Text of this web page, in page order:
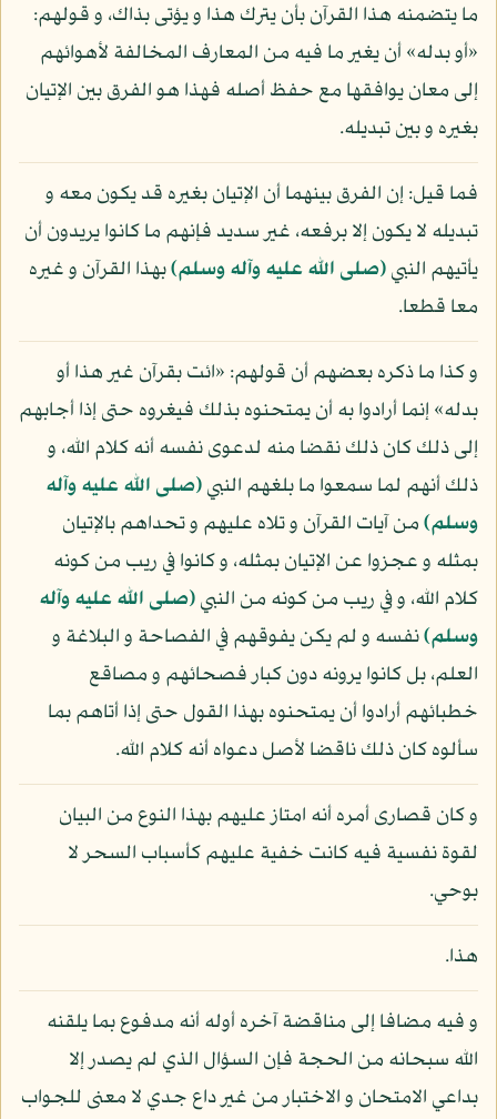
ما يتضمنه هذا القرآن بأن يترك هذا و يؤتى بذاك، و قولهم:
«أو بدله» أن يغير ما فيه من المعارف المخالفة لأهوائهم
إلى معان يوافقها مع حفظ أصله فهذا هو الفرق بين الإتيان
بغيره و بين تبديله.
فما قيل: إن الفرق بينهما أن الإتيان بغيره قد يكون معه و
تبديله لا يكون إلا برفعه، غير سديد فإنهم ما كانوا يريدون أن
يأتيهم النبي(صلى الله عليه وآله وسلم)بهذا القرآن و غيره
معا قطعا.
و كذا ما ذكره بعضهم أن قولهم: «ائت بقرآن غير هذا أو
بدله» إنما أرادوا به أن يمتحنوه بذلك فيغروه حتى إذا أجابهم
إلى ذلك كان ذلك نقضا منه لدعوى نفسه أنه كلام الله، و
ذلك أنهم لما سمعوا ما بلغهم النبي(صلى الله عليه وآله
وسلم)من آيات القرآن و تلاه عليهم و تحداهم بالإتيان
بمثله و عجزوا عن الإتيان بمثله، و كانوا في ريب من كونه
كلام الله، و في ريب من كونه من النبي(صلى الله عليه وآله
وسلم)نفسه و لم يكن يفوقهم في الفصاحة و البلاغة و
العلم، بل كانوا يرونه دون كبار فصحائهم و مصاقع
خطبائهم أرادوا أن يمتحنوه بهذا القول حتى إذا أتاهم بما
سألوه كان ذلك ناقضا لأصل دعواه أنه كلام الله.
و كان قصارى أمره أنه امتاز عليهم بهذا النوع من البيان
لقوة نفسية فيه كانت خفية عليهم كأسباب السحر لا
بوحي.
هذا.
و فيه مضافا إلى مناقضة آخره أوله أنه مدفوع بما يلقنه
الله سبحانه من الحجة فإن السؤال الذي لم يصدر إلا
بداعي الامتحان و الاختبار من غير داع جدي لا معنى للجواب